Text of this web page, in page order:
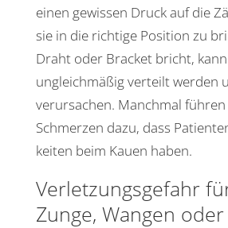
einen gewissen Druck auf die
sie in die rich­tige Posi­tion zu
Draht oder Bracket bricht,
ungleich­mäßig verteilt werden
verur­sa­chen. Manchmal führen
Schmerzen dazu, dass
keiten beim Kauen haben.
Verlet­zungs­ge­fahr
Zunge, Wangen